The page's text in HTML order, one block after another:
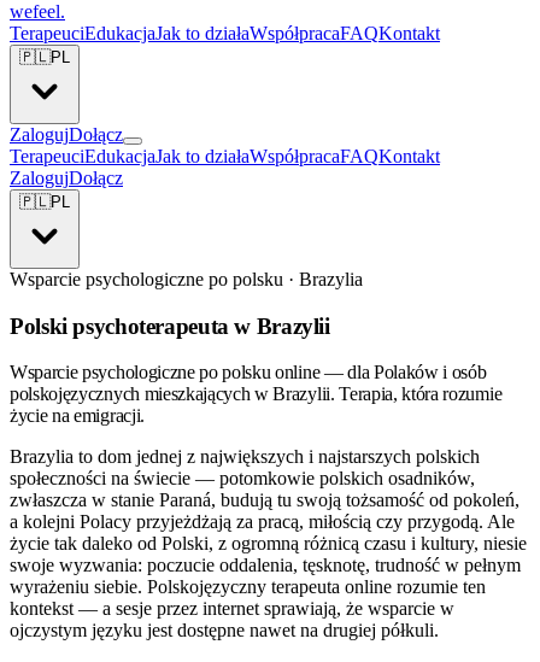
wefeel.
TerapeuciEdukacjaJak to działaWspółpracaFAQKontakt
🇵🇱PL
ZalogujDołącz
TerapeuciEdukacjaJak to działaWspółpracaFAQKontakt
ZalogujDołącz
🇵🇱PL
Wsparcie psychologiczne po polsku · Brazylia
Polski psychoterapeuta w Brazylii
Wsparcie psychologiczne po polsku online — dla Polaków i osób
polskojęzycznych mieszkających w Brazylii. Terapia, która rozumie
życie na emigracji.
Brazylia to dom jednej z największych i najstarszych polskich
społeczności na świecie — potomkowie polskich osadników,
zwłaszcza w stanie Paraná, budują tu swoją tożsamość od pokoleń,
a kolejni Polacy przyjeżdżają za pracą, miłością czy przygodą. Ale
życie tak daleko od Polski, z ogromną różnicą czasu i kultury, niesie
swoje wyzwania: poczucie oddalenia, tęsknotę, trudność w pełnym
wyrażeniu siebie. Polskojęzyczny terapeuta online rozumie ten
kontekst — a sesje przez internet sprawiają, że wsparcie w
ojczystym języku jest dostępne nawet na drugiej półkuli.